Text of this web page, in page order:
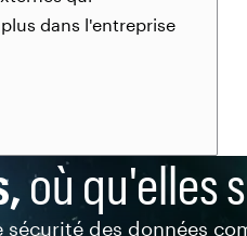
dans l'entreprise
où qu'elles
des données